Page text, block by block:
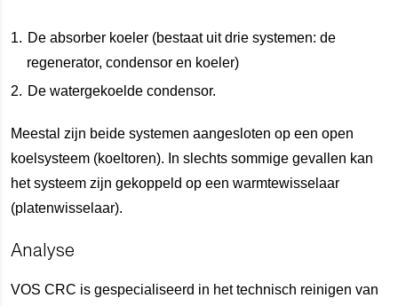
De absorber koeler (bestaat uit drie systemen: de
regenerator, condensor en koeler)
De watergekoelde condensor.
Meestal zijn beide systemen aangesloten op een open
koelsysteem (koeltoren). In slechts sommige gevallen kan
het systeem zijn gekoppeld op een warmtewisselaar
(platenwisselaar).
Analyse
VOS CRC is gespecialiseerd in het technisch reinigen van